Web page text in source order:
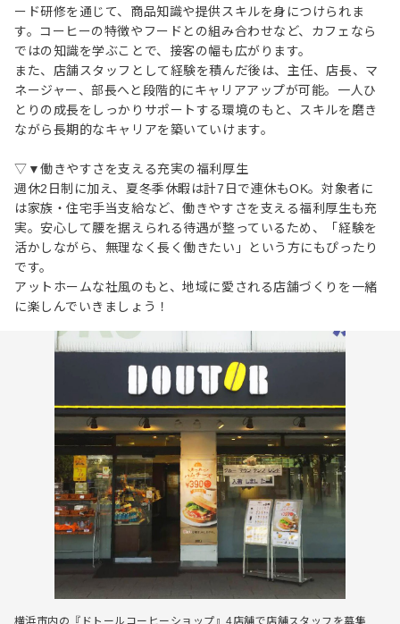
ード研修を通じて、商品知識や提供スキルを身につけられま
す。コーヒーの特徴やフードとの組み合わせなど、カフェなら
ではの知識を学ぶことで、接客の幅も広がります。
また、店舗スタッフとして経験を積んだ後は、主任、店長、マ
ネージャー、部長へと段階的にキャリアアップが可能。一人ひ
とりの成長をしっかりサポートする環境のもと、スキルを磨き
ながら長期的なキャリアを築いていけます。
▽▼働きやすさを支える充実の福利厚生
週休2日制に加え、夏冬季休暇は計7日で連休もOK。対象者に
は家族・住宅手当支給など、働きやすさを支える福利厚生も充
実。安心して腰を据えられる待遇が整っているため、「経験を
活かしながら、無理なく長く働きたい」という方にもぴったり
です。
アットホームな社風のもと、地域に愛される店舗づくりを一緒
に楽しんでいきましょう！
横浜市内の『ドトールコーヒーショップ』4店舗で店舗スタッフを募集